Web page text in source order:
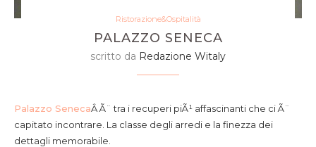
Ristorazione&Ospitalità
PALAZZO SENECA
scritto da Redazione Witaly
Palazzo SenecaÂ Ã¨ tra i recuperi piÃ¹ affascinanti che ci Ã¨
capitato incontrare. La classe degli arredi e la finezza dei
dettagli memorabile.